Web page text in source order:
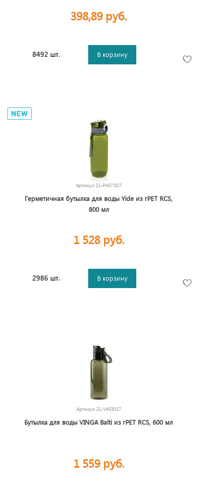
398,89 руб.
8492 шт. В корзину
Артикул 21-P437.027
Герметичная бутылка для воды Yide из rPET RCS,
800 мл
1 528 руб.
2986 шт. В корзину
Артикул 21-V433017
Бутылка для воды VINGA Balti из rPET RCS, 600 мл
1 559 руб.